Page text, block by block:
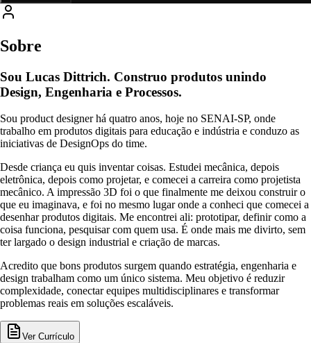
Sobre
Sou Lucas Dittrich. Construo produtos unindo
Design, Engenharia e Processos.
Sou product designer há quatro anos, hoje no SENAI-SP, onde
trabalho em produtos digitais para educação e indústria e conduzo as
iniciativas de DesignOps do time.
Desde criança eu quis inventar coisas. Estudei mecânica, depois
eletrônica, depois como projetar, e comecei a carreira como projetista
mecânico. A impressão 3D foi o que finalmente me deixou construir o
que eu imaginava, e foi no mesmo lugar onde a conheci que comecei a
desenhar produtos digitais. Me encontrei ali: prototipar, definir como a
coisa funciona, pesquisar com quem usa. É onde mais me divirto, sem
ter largado o design industrial e criação de marcas.
Acredito que bons produtos surgem quando estratégia, engenharia e
design trabalham como um único sistema. Meu objetivo é reduzir
complexidade, conectar equipes multidisciplinares e transformar
problemas reais em soluções escaláveis.
Ver Currículo